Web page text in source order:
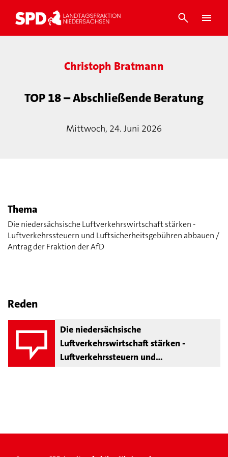
Christoph Bratmann
TOP 18 – Abschließende Beratung
Mittwoch, 24. Juni 2026
Thema
Die niedersächsische Luftverkehrswirtschaft stärken -
Luftverkehrssteuern und Luftsicherheitsgebühren abbauen /
Antrag der Fraktion der AfD
Reden
Die niedersächsische
Luftverkehrswirtschaft stärken -
Luftverkehrssteuern und